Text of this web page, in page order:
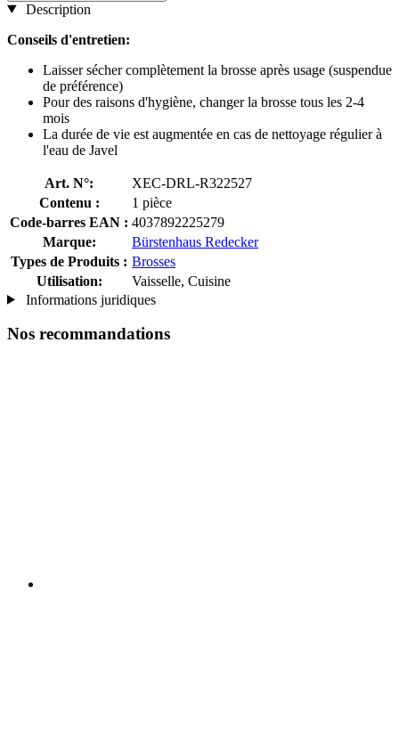
Description
Conseils d'entretien:
Laisser sécher complètement la brosse après usage (suspendue
de préférence)
Pour des raisons d'hygiène, changer la brosse tous les 2-4
mois
La durée de vie est augmentée en cas de nettoyage régulier à
l'eau de Javel
Art. N°:
XEC-DRL-R322527
Contenu :
1 pièce
Code-barres EAN : 4037892225279
Marque:
Bürstenhaus Redecker
Types de Produits : Brosses
Utilisation:
Vaisselle, Cuisine
Informations juridiques
Nos recommandations